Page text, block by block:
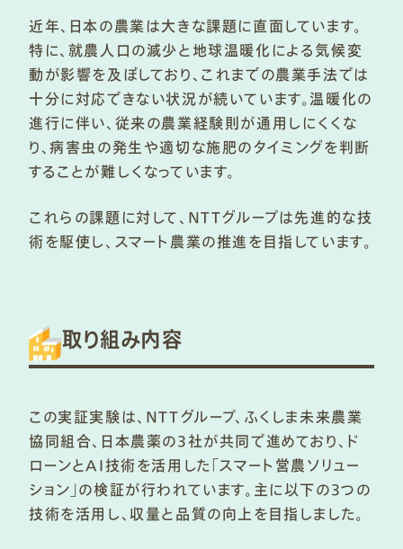
近年、日本の農業は大きな課題に直面しています。
特に、就農人口の減少と地球温暖化による気候変
動が影響を及ぼしており、これまでの農業手法では
十分に対応できない状況が続いています。温暖化の
進行に伴い、従来の農業経験則が通用しにくくな
り、病害虫の発生や適切な施肥のタイミングを判断
することが難しくなっています。
これらの課題に対して、NTTグループは先進的な技
術を駆使し、スマート農業の推進を目指しています。
取り組み内容
この実証実験は、NTTグループ、ふくしま未来農業
協同組合、日本農薬の3社が共同で進めており、ド
ローンとAI技術を活用した「スマート営農ソリュー
ション」の検証が行われています。主に以下の3つの
技術を活用し、収量と品質の向上を目指しました。